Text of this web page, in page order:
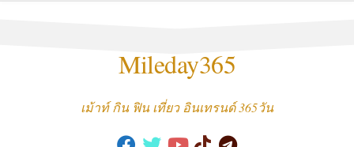
Mileday365
เม้าท์ กิน ฟิน เที่ยว อินเทรนด์ 365วัน